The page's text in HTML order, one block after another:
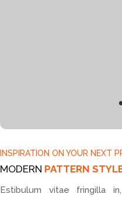
INSPIRATION ON YOUR NEXT
MODERN PATTERN
Estibulum vitae fringilla